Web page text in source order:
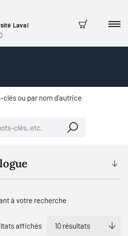
Laval
Panier
clés ou par nom d'autrice
à votre recherche
affichés